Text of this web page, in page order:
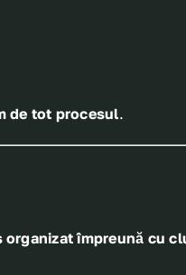
de tot procesul.
împreună cu